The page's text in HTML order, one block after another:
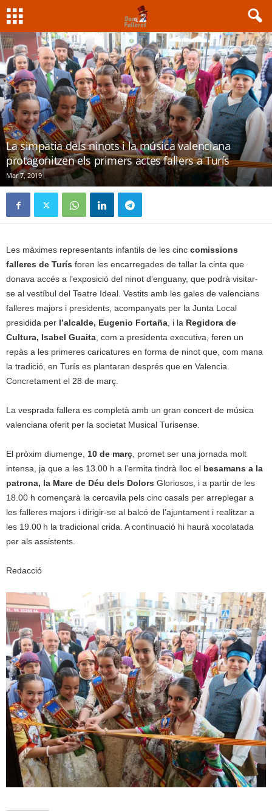
La simpatia dels ninots i la música valenciana
protagonitzen els primers actes fallers a Turís
Mar 7, 2019
Les màximes representants infantils de les cinc comissions
falleres de Turís foren les encarregades de tallar la cinta que
donava accés a l’exposició del ninot d’enguany, que podrà visitar-
se al vestíbul del Teatre Ideal. Vestits amb les gales de valencians
falleres majors i presidents, acompanyats per la Junta Local
presidida per l’alcalde, Eugenio Fortaña, i la Regidora de
Cultura, Isabel Guaita, com a presidenta executiva, feren un
repàs a les primeres caricatures en forma de ninot que, com mana
la tradició, en Turís es plantaran després que en Valencia.
Concretament el 28 de març.
La vesprada fallera es completà amb un gran concert de música
valenciana oferit per la societat Musical Turisense.
El pròxim diumenge, 10 de març, promet ser una jornada molt
intensa, ja que a les 13.00 h a l’ermita tindrà lloc el besamans a la
patrona, la Mare de Déu dels Dolors Gloriosos, i a partir de les
18.00 h començarà la cercavila pels cinc casals per arreplegar a
les falleres majors i dirigir-se al balcó de l’ajuntament i realitzar a
les 19.00 h la tradicional crida. A continuació hi haurà xocolatada
per als assistents.
Redacció